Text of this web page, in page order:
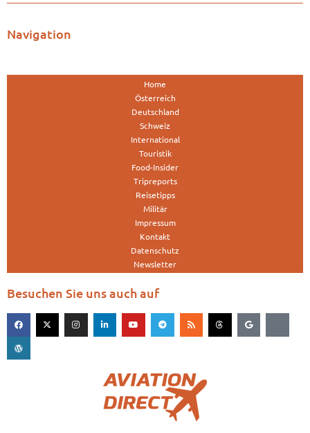
Navigation
Home
Österreich
Deutschland
Schweiz
International
Touristik
Food-Insider
Tripreports
Reisetipps
Militär
Impressum
Kontakt
Datenschutz
Newsletter
Besuchen Sie uns auch auf